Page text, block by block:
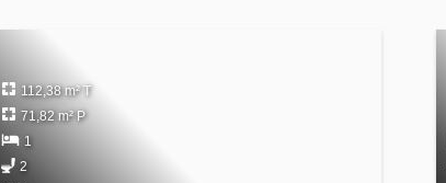
112,38 m² T
71,82 m² P
1
2